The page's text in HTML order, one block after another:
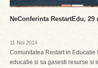
NeConferinta RestartEdu,
11 Noi 2014
Comunitatea Restart in
educatie si sa gasesti resurse si